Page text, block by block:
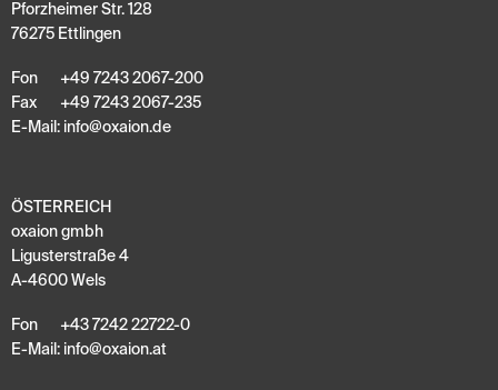
Pforzheimer Str. 128
76275 Ettlingen
Fon
+49 7243 2067-200
Fax
+49 7243 2067-235
E-Mail: info@oxaion.de
ÖSTERREICH
oxaion gmbh
Ligusterstraße 4
A-4600 Wels
Fon
+43 7242 22722-0
E-Mail: info@oxaion.at